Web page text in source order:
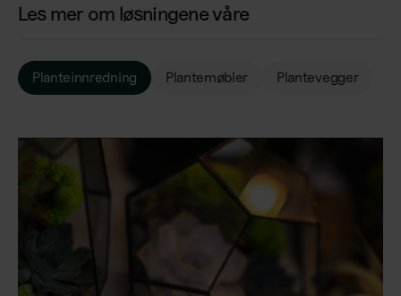
Les mer om løsningene våre
Planteinnredning Plantemøbler Plantevegger